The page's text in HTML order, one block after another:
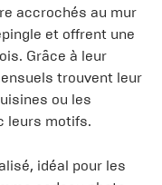
accrochés au mur
et offrent une
Grâce à leur
trouvent leur
ou les
leurs motifs.
idéal pour les